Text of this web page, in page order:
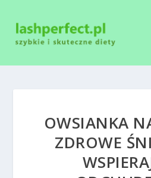
OWSIANKA
ZDROWE